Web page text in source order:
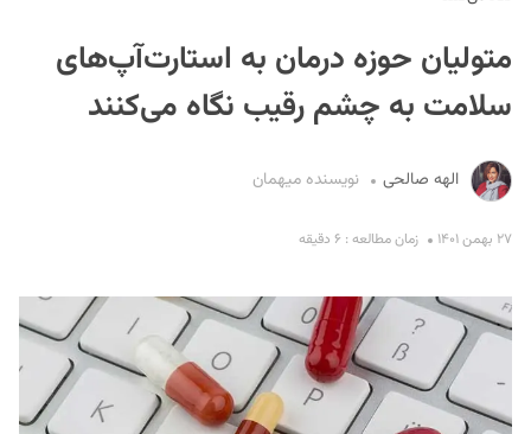
متولیان حوزه درمان به استارت‌‌آپ‌های
سلامت به چشم رقیب نگاه می‌کنند
الهه صالحی نویسنده میهمان
۲۷ بهمن ۱۴۰۱ زمان مطالعه : ۶ دقیقه